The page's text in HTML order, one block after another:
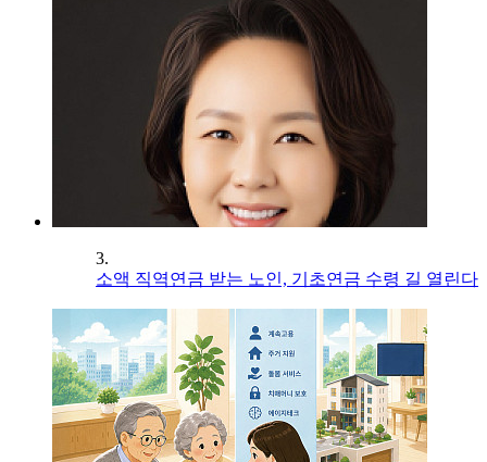
3.
소액 직역연금 받는 노인, 기초연금 수령 길 열린다